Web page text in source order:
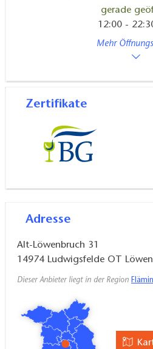
gerade
12:00 -
Mehr
Zertifikate
Adresse
Alt-Löwenbruch 31
14974 Ludwigsfelde OT
Dieser Anbieter liegt in der Region